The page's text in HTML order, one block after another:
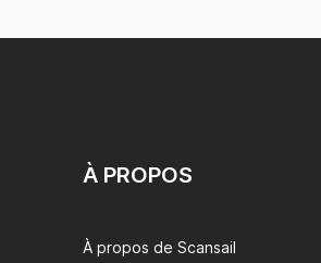
À PROPOS
À propos de Scansail